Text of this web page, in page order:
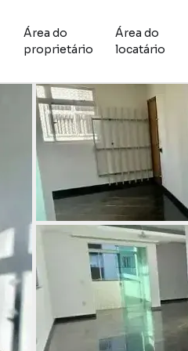
Área do
proprietário
Área do
locatário